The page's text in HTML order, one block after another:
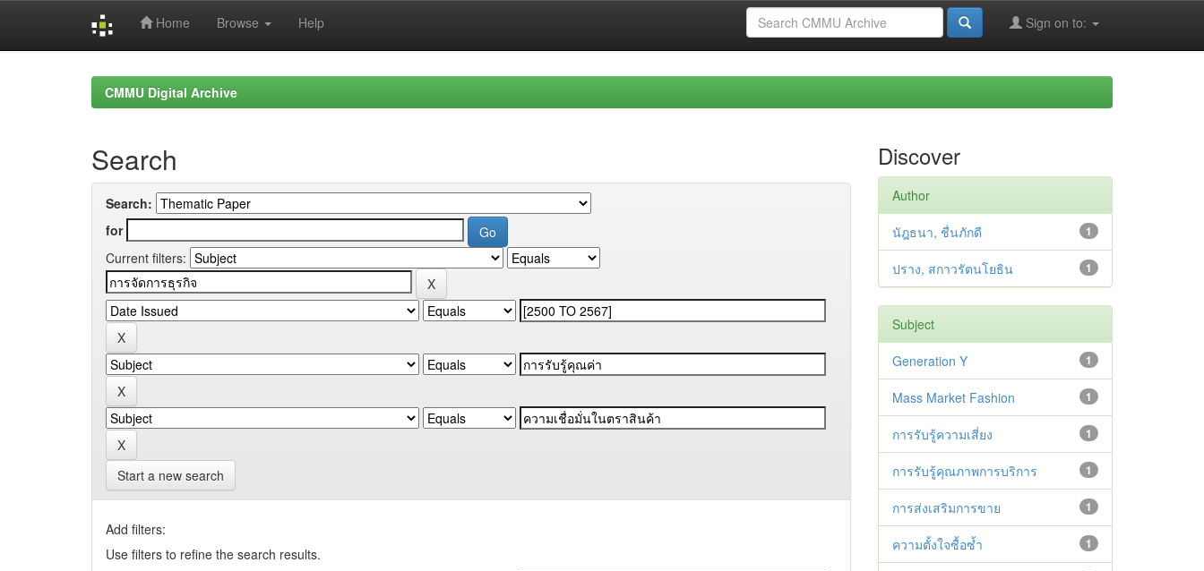
Home Browse Help Sign on to:
CMMU Digital Archive
Search
Search:
for
Current filters:
Start a new search
Add filters:
Use filters to refine the search results.
Discover
Author
1
นัฎธนา, ชื่นภักดี
1
ปราง, สกาวรัตนโยธิน
Subject
1
Generation Y
1
Mass Market Fashion
1
การรับรู้ความเสี่ยง
1
การรับรู้คุณภาพการบริการ
1
การส่งเสริมการขาย
1
ความตั้งใจซื้อซ้ำ